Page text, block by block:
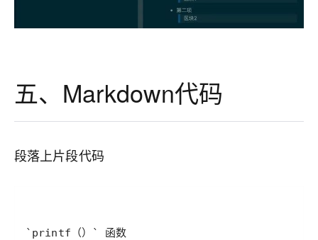
五、Markdown代码
段落上片段代码
`printf（）` 函数